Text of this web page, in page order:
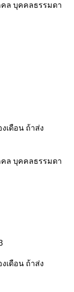
ล บุคคลธรรมดา
เดือน ถ้าส่ง
ล บุคคลธรรมดา
เดือน ถ้าส่ง